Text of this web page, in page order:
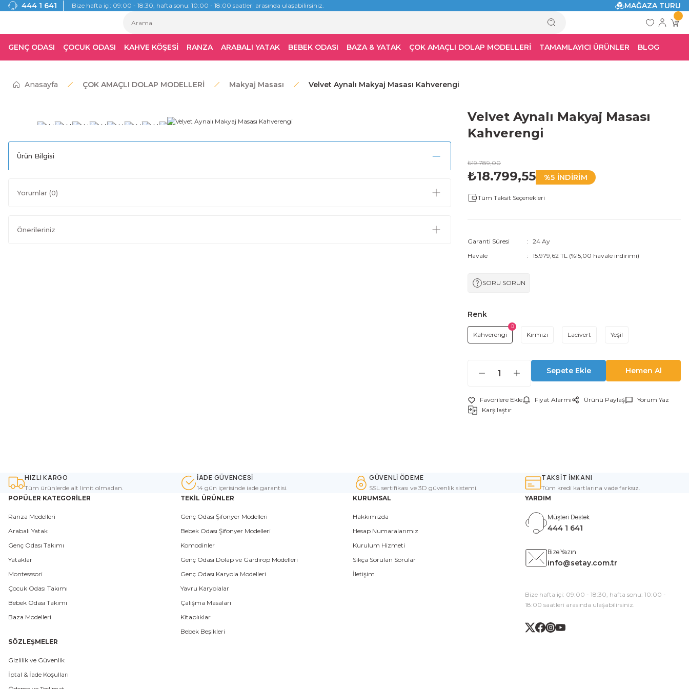
444 1 641 Bize hafta içi: 09:00 - 18:30, hafta sonu: 10:00 - 18:00 saatleri arasında ulaşabilirsiniz. MAĞAZA TURU
GENÇ ODASI ÇOCUK ODASI KAHVE KÖŞESİ RANZA ARABALI YATAK BEBEK ODASI BAZA & YATAK ÇOK AMAÇLI DOLAP MODELLERİ TAMAMLAYICI ÜRÜNLER BLOG
Anasayfa ÇOK AMAÇLI DOLAP MODELLERİ Makyaj Masası Velvet Aynalı Makyaj Masası Kahverengi
Ürün Bilgisi
Yorumlar (0)
Önerileriniz
Velvet Aynalı Makyaj Masası
Kahverengi
₺19.789,00
₺18.799,55 %5 İNDİRİM
Tüm Taksit Seçenekleri
Garanti Süresi
24 Ay
Havale
15.979,62 TL (%15,00 havale indirimi)
SORU SORUN
Renk
Kahverengi Kırmızı Lacivert Yeşil
Sepete Ekle Hemen Al
Fiyat Alarmı Ürünü Paylaş
Yorum Yaz
Karşılaştır
HIZLI KARGO
Tüm ürünlerde alt limit olmadan.
İADE GÜVENCESİ
14 gün içerisinde iade garantisi.
GÜVENLİ ÖDEME
SSL sertifikası ve 3D güvenlik sistemi.
TAKSİT İMKANI
Tüm kredi kartlarına vade farksız.
POPÜLER KATEGORİLER
Ranza Modelleri
Arabalı Yatak
Genç Odası Takımı
Yataklar
Montesssori
Çocuk Odası Takımı
Bebek Odası Takımı
Baza Modelleri
TEKİL ÜRÜNLER
Genç Odası Şifonyer Modelleri
Bebek Odası Şifonyer Modelleri
Komodinler
Genç Odası Dolap ve Gardırop Modelleri
Genç Odası Karyola Modelleri
Yavru Karyolalar
Çalışma Masaları
Kitaplıklar
Bebek Beşikleri
KURUMSAL
Hakkımızda
Hesap Numaralarımız
Kurulum Hizmeti
Sıkça Sorulan Sorular
İletişim
SÖZLEŞMELER
Gizlilik ve Güvenlik
İptal & İade Koşulları
YARDIM
Müşteri Destek
444 1 641
Bize Yazın
info@setay.com.tr
Bize hafta içi: 09:00 - 18:30, hafta sonu: 10:00 -
18:00 saatleri arasında ulaşabilirsiniz.